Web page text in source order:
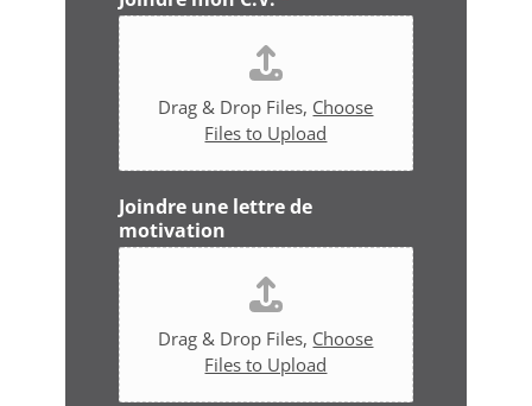
p
h
o
n
e
*
Drag & Drop Files, Choose
Files to Upload
Joindre une lettre de
motivation
Drag & Drop Files, Choose
Files to Upload